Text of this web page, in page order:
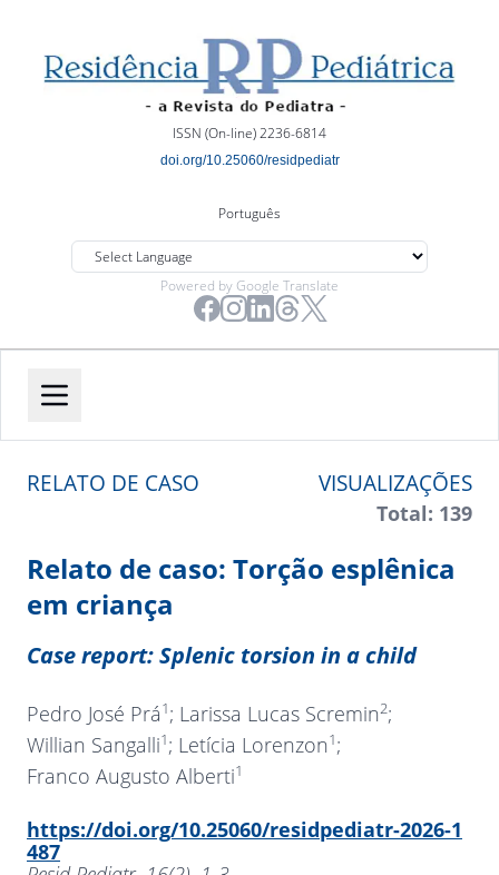
ISSN (On-line) 2236-6814
doi.org/10.25060/residpediatr
Português
Powered by Google Translate
RELATO DE CASO VISUALIZAÇÕES
Total: 139
Relato de caso: Torção esplênica
em criança
Case report: Splenic torsion in a child
Pedro José Prá1; Larissa Lucas Scremin2;
Willian Sangalli1; Letícia Lorenzon1;
Franco Augusto Alberti1
https://doi.org/10.25060/residpediatr-2026-1
487